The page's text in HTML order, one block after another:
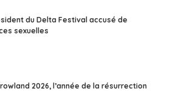
du Delta Festival accusé de
sexuelles
2026, l’année de la résurrection